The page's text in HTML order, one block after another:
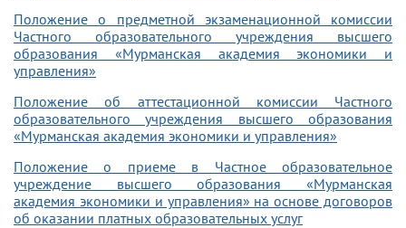
Положение о предметной экзаменационной комиссии
Частного образовательного учреждения высшего
образования «Мурманская академия экономики и
управления»
Положение об аттестационной комиссии Частного
образовательного учреждения высшего образования
«Мурманская академия экономики и управления»
Положение о приеме в Частное образовательное
учреждение высшего образования «Мурманская
академия экономики и управления» на основе договоров
об оказании платных образовательных услуг